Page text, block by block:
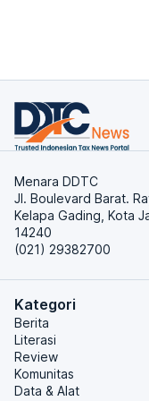
Menara DDTC
Jl. Boulevard Barat.
Kelapa Gading, Kota
14240
(021) 29382700
Kategori
Berita
Literasi
Review
Komunitas
Data & Alat